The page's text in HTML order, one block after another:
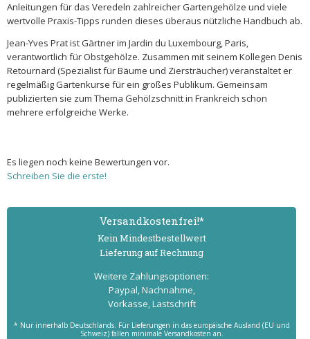
Anleitungen für das Veredeln zahlreicher Gartengehölze und viele
wertvolle Praxis-Tipps runden dieses überaus nützliche Handbuch ab.
Jean-Yves Prat ist Gärtner im Jardin du Luxembourg, Paris,
verantwortlich für Obstgehölze. Zusammen mit seinem Kollegen Denis
Retournard (Spezialist für Bäume und Ziersträucher) veranstaltet er
regelmäßig Gartenkurse für ein großes Publikum. Gemeinsam
publizierten sie zum Thema Gehölzschnitt in Frankreich schon
mehrere erfolgreiche Werke.
Es liegen noch keine Bewertungen vor.
Schreiben Sie die erste!
Versand­kostenfrei!*
Kein Mindest­bestell­wert
Lieferung auf Rechnung
Weitere Zahlungs­optionen:
Paypal, Nachnahme,
Vorkasse, Lastschrift
* Nur innerhalb Deutschlands. Für Lieferungen in das europäische Ausland (EU und
Schweiz) fallen minimale Versandkosten an.